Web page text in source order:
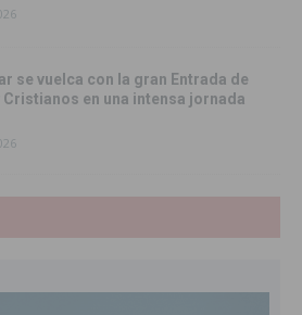
se vuelca con la gran Entrada de
Cristianos en una intensa jornada